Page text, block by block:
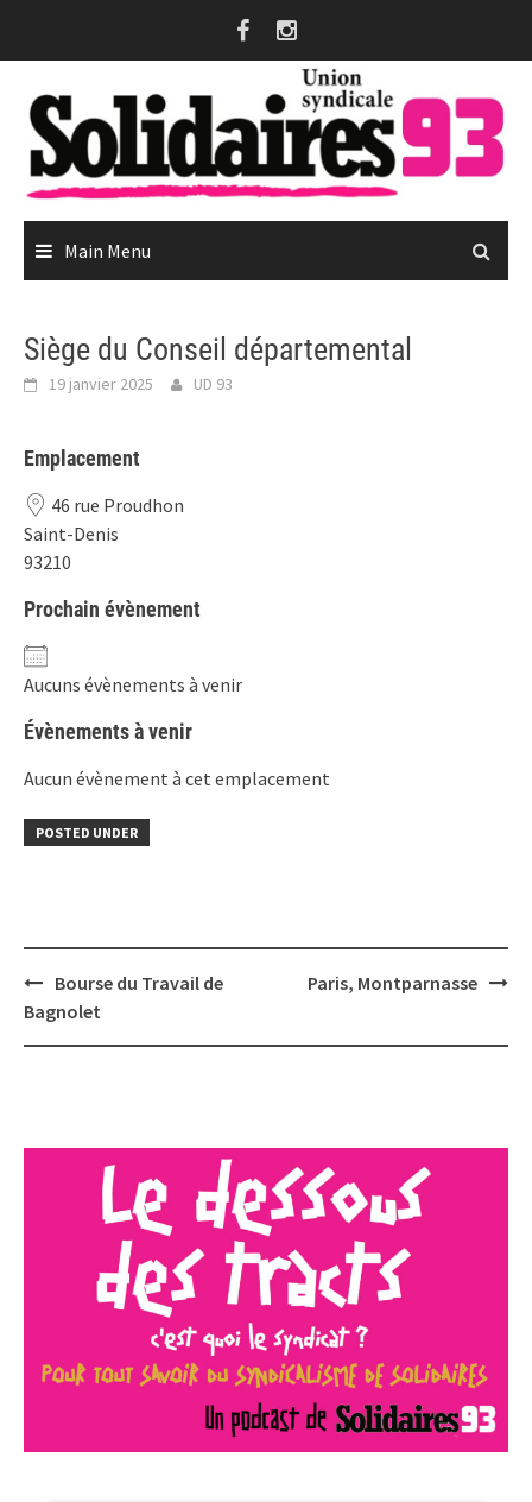
Main Menu
Siège du Conseil départemental
19 janvier 2025 UD 93
Emplacement
46 rue Proudhon
Saint-Denis
93210
Prochain évènement
Aucuns évènements à venir
Évènements à venir
Aucun évènement à cet emplacement
POSTED UNDER
Post
navigation
Bourse du Travail de
Bagnolet
Paris, Montparnasse